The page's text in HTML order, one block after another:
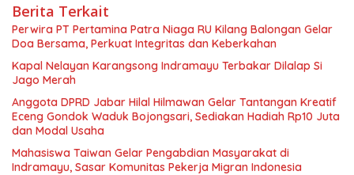
Berita Terkait
Perwira PT Pertamina Patra Niaga RU Kilang Balongan Gelar
Doa Bersama, Perkuat Integritas dan Keberkahan
Kapal Nelayan Karangsong Indramayu Terbakar Dilalap Si
Jago Merah
Anggota DPRD Jabar Hilal Hilmawan Gelar Tantangan Kreatif
Eceng Gondok Waduk Bojongsari, Sediakan Hadiah Rp10 Juta
dan Modal Usaha
Mahasiswa Taiwan Gelar Pengabdian Masyarakat di
Indramayu, Sasar Komunitas Pekerja Migran Indonesia